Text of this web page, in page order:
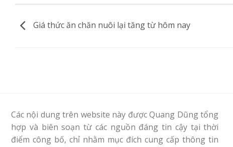
Giá thức ăn chăn nuôi lại tăng từ hôm nay
Các nội dung trên website này được Quang Dũng tổng
hợp và biên soạn từ các nguồn đáng tin cậy tại thời
điểm công bố, chỉ nhằm mục đích cung cấp thông tin